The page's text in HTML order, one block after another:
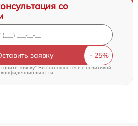
со
заявку
заявку" Вы соглашаетесь c политикой
конфиденциальности